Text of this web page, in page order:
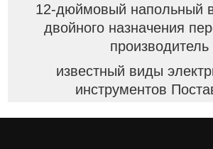
12-дюймовый напольный
двойного назначения
производитель
известный виды
инструментов